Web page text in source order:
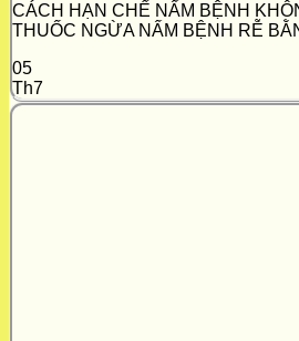
CÁCH HẠN CHẾ NẤM BỆNH
THUỐC NGỪA NẤM BỆNH RỄ
05
Th7